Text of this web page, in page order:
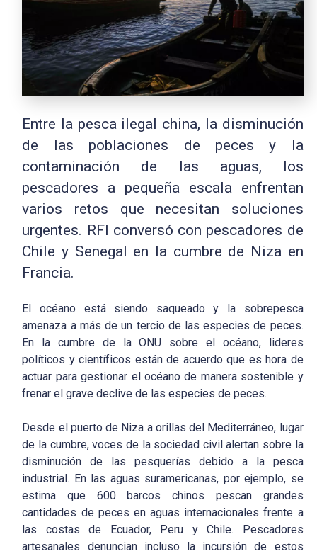
Entre la pesca ilegal china, la disminución
de las poblaciones de peces y la
contaminación de las aguas, los
pescadores a pequeña escala enfrentan
varios retos que necesitan soluciones
urgentes. RFI conversó con pescadores de
Chile y Senegal en la cumbre de Niza en
Francia.
El océano está siendo saqueado y la sobrepesca
amenaza a más de un tercio de las especies de peces.
En la cumbre de la ONU sobre el océano, lideres
políticos y científicos están de acuerdo que es hora de
actuar para gestionar el océano de manera sostenible y
frenar el grave declive de las especies de peces.
Desde el puerto de Niza a orillas del Mediterráneo, lugar
de la cumbre, voces de la sociedad civil alertan sobre la
disminución de las pesquerías debido a la pesca
industrial. En las aguas suramericanas, por ejemplo, se
estima que 600 barcos chinos pescan grandes
cantidades de peces en aguas internacionales frente a
las costas de Ecuador, Peru y Chile. Pescadores
artesanales denuncian incluso la incursión de estos